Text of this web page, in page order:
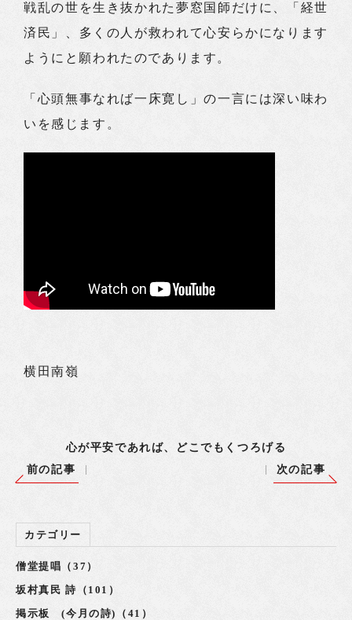
戦乱の世を生き抜かれた夢窓国師だけに、「経世
済民」、多くの人が救われて心安らかになります
ようにと願われたのであります。
「心頭無事なれば一床寛し」の一言には深い味わ
いを感じます。
横田南嶺
心が平安であれば、どこでもくつろげる
前の記事
次の記事
カテゴリー
僧堂提唱（37）
坂村真民 詩（101）
掲示板 (今月の詩)（41）